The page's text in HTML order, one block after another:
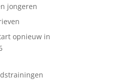
jongeren
opnieuw in